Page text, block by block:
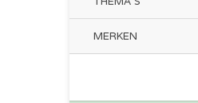
MERKEN